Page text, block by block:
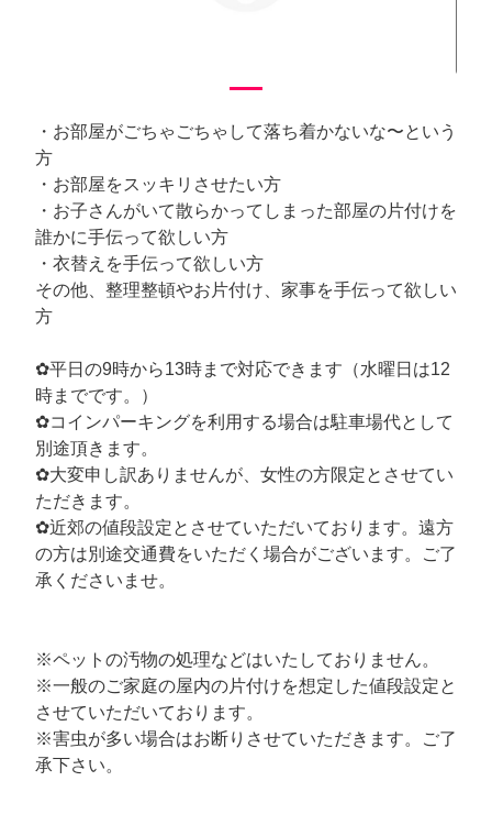
・お部屋がごちゃごちゃして落ち着かないな〜という
方
・お部屋をスッキリさせたい方
・お子さんがいて散らかってしまった部屋の片付けを
誰かに手伝って欲しい方
・衣替えを手伝って欲しい方
その他、整理整頓やお片付け、家事を手伝って欲しい
方
✿平日の9時から13時まで対応できます（水曜日は12
時までです。）
✿コインパーキングを利用する場合は駐車場代として
別途頂きます。
✿大変申し訳ありませんが、女性の方限定とさせてい
ただきます。
✿近郊の値段設定とさせていただいております。遠方
の方は別途交通費をいただく場合がございます。ご了
承くださいませ。
※ペットの汚物の処理などはいたしておりません。
※一般のご家庭の屋内の片付けを想定した値段設定と
させていただいております。
※害虫が多い場合はお断りさせていただきます。ご了
承下さい。